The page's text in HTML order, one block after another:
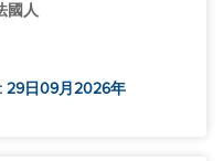
國人
29日09月2026年